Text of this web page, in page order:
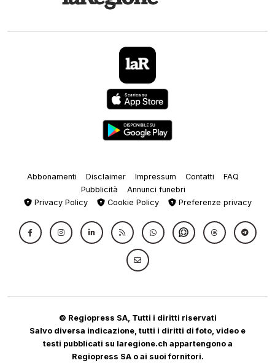
Abbonamenti Disclaimer Impressum Contatti
FAQ
Pubblicità
Annunci funebri
Privacy Policy
Cookie Policy Preferenze privacy
© Regiopress SA, Tutti i diritti riservati
Salvo diversa indicazione, tutti i diritti di foto, video e
testi pubblicati su laregione.ch appartengono a
Regiopress SA o ai suoi fornitori.